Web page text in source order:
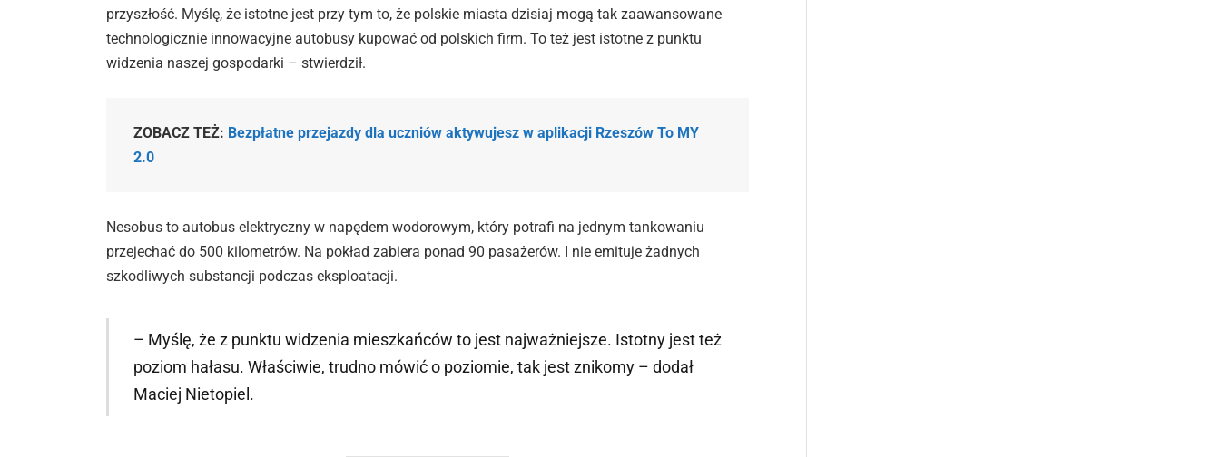
przyszłość. Myślę, że istotne jest przy tym to, że polskie miasta dzisiaj mogą tak zaawansowane
technologicznie innowacyjne autobusy kupować od polskich firm. To też jest istotne z punktu
widzenia naszej gospodarki – stwierdził.
ZOBACZ TEŻ: Bezpłatne przejazdy dla uczniów aktywujesz w aplikacji Rzeszów To MY
2.0
Nesobus to autobus elektryczny w napędem wodorowym, który potrafi na jednym tankowaniu
przejechać do 500 kilometrów. Na pokład zabiera ponad 90 pasażerów. I nie emituje żadnych
szkodliwych substancji podczas eksploatacji.
– Myślę, że z punktu widzenia mieszkańców to jest najważniejsze. Istotny jest też
poziom hałasu. Właściwie, trudno mówić o poziomie, tak jest znikomy – dodał
Maciej Nietopiel.